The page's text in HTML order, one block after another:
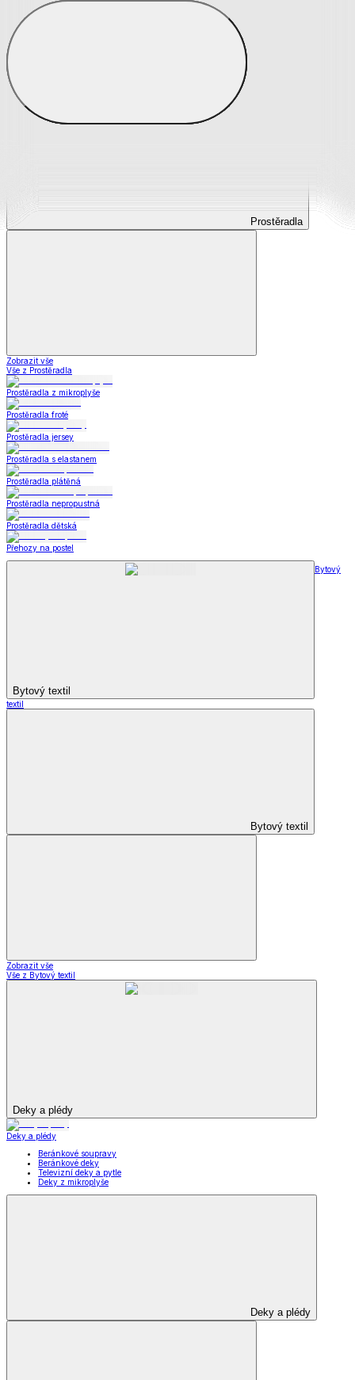
Prostěradla
Prostěradla
Zobrazit vše
Vše z Prostěradla
Prostěradla z mikroplyše
Prostěradla froté
Prostěradla jersey
Prostěradla s elastanem
Prostěradla plátěná
Prostěradla nepropustná
Prostěradla dětská
Přehozy na postel
Bytový textil
Bytový
textil
Bytový textil
Zobrazit vše
Vše z Bytový textil
Deky a plédy
Deky a plédy
Beránkové soupravy
Beránkové deky
Televizní deky a pytle
Deky z mikroplyše
Deky a plédy